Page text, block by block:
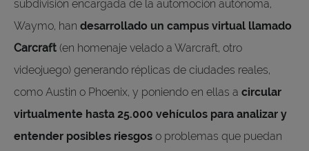
subdivisión encargada de la automoción autónoma,
Waymo, han desarrollado un campus virtual llamado
Carcraft (en homenaje velado a Warcraft, otro
videojuego) generando réplicas de ciudades reales,
como Austin o Phoenix, y poniendo en ellas a circular
virtualmente hasta 25.000 vehículos para analizar y
entender posibles riesgos o problemas que puedan